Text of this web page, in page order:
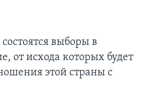
выборы в
от исхода которых будет
этой страны с